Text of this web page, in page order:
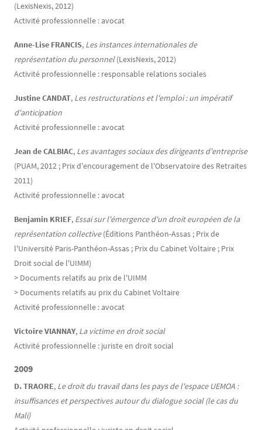
(LexisNexis, 2012)
Activité professionnelle : avocat
Anne-Lise FRANCIS, Les instances internationales de
représentation du personnel(LexisNexis, 2012)
Activité professionnelle : responsable relations sociales
Justine CANDAT, Les restructurations et l'emploi : un impératif
d'anticipation
Activité professionnelle : avocat
Jean de CALBIAC, Les avantages sociaux des dirigeants d'entreprise
(PUAM, 2012 ; Prix d'encouragement de l'Observatoire des Retraites
2011)
Activité professionnelle : avocat
Benjamin KRIEF, Essai sur l'émergence d'un droit européen de la
représentation collective(Éditions Panthéon-Assas ; Prix de
l'Université Paris-Panthéon-Assas ; Prix du Cabinet Voltaire ; Prix
Droit social de l'UIMM)
> Documents relatifs au prix de l'UIMM
> Documents relatifs au prix du Cabinet Voltaire
Activité professionnelle : avocat
Victoire VIANNAY, La victime en droit social
Activité professionnelle : juriste en droit social
2009
D. TRAORE, Le droit du travail dans les pays de l'espace UEMOA :
insuffisances et perspectives autour du dialogue social (le cas du
Mali)